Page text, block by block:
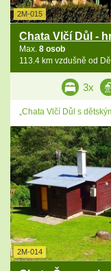
2M-015
Chata Vlčí Důl -
Max. 8 osob
113.4 km vzdušně od
3x
„Chata Vlčí Důl s
2M-014